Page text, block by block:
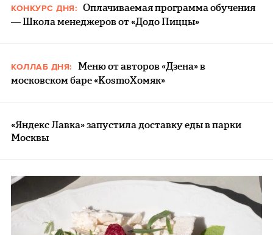
КОНКУРС ДНЯ: Оплачиваемая программа обучения
— Школа менеджеров от «Додо Пиццы»
КОЛЛАБ ДНЯ:
Меню от авторов «Дзена» в
московском баре «KosmоХомяк»
«Яндекс Лавка» запустила доставку еды в парки
Москвы